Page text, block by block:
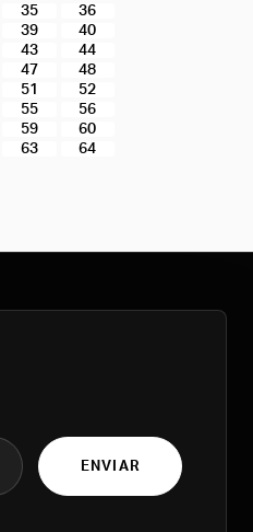
35
36
39
40
43
44
47
48
51
52
55
56
59
60
63
64
ENVIAR